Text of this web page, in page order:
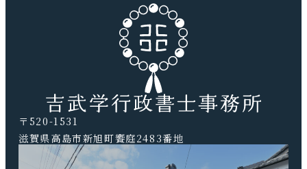
〒520-1531
滋賀県高島市新旭町饗庭2483番地
TEL.0740-20-9041 FAX.0740-20-9042